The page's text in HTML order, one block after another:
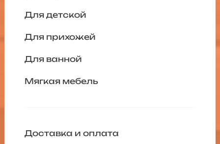
Для детской
Для прихожей
Для ванной
Мягкая мебель
Доставка и оплата